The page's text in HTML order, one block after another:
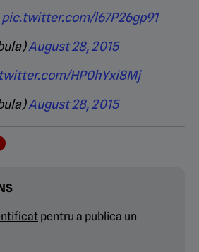
pic.twitter.com/l67P26gp91
August 28, 2015
HP0hYxi8Mj
August 28, 2015
pentru a publica un